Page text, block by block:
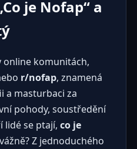
je Nofap“ a
online komunitách,
r/nofap, znamená
a masturbaci za
pohody, soustředění
lidé se ptají, co je
Z jednoduchého